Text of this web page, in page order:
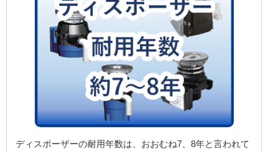
ディスポーザーの耐用年数は、おおむね7、8年と言われて